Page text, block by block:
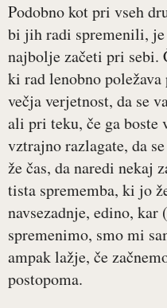
Podobno kot pri vseh
bi jih radi spremenili,
najbolje začeti pri sebi.
ki rad lenobno
večja verjetnost, da se
ali pri teku, če ga boste
vztrajno razlagate, da
že čas, da naredi nekaj
tista sprememba, ki jo
navsezadnje, edino,
spremenimo, smo mi
ampak lažje, če
postopoma.